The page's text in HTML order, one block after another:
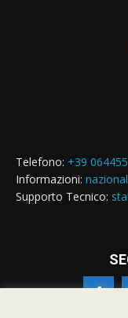
Telefono: +39
Informazioni:
Supporto Tecnico: